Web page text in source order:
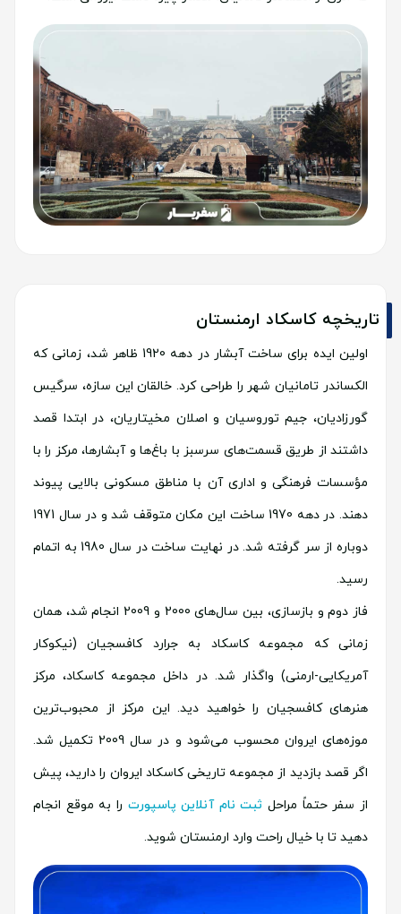
تاریخچه کاسکاد ارمنستان
اولین ایده برای ساخت آبشار در دهه 1920 ظاهر شد، زمانی که
الکساندر تامانیان شهر را طراحی کرد. خالقان این سازه، سرگیس
گورزادیان، جیم توروسیان و اصلان مخیتاریان، در ابتدا قصد
داشتند از طریق قسمت‌های سرسبز با باغ‌ها و آبشارها، مرکز را با
مؤسسات فرهنگی و اداری آن با مناطق مسکونی بالایی پیوند
دهند. در دهه 1970 ساخت این مکان متوقف شد و در سال 1971
دوباره از سر گرفته شد. در نهایت ساخت در سال 1980 به اتمام
رسید.
فاز دوم و بازسازی، بین سال‌های 2000 و 2009 انجام شد، همان
زمانی که مجموعه کاسکاد به جرارد کافسجیان (نیکوکار
آمریکایی-ارمنی) واگذار شد. در داخل مجموعه کاسکاد، مرکز
هنرهای کافسجیان را خواهید دید. این مرکز از محبوب‌ترین
موزه‌های ایروان محسوب می‌شود و در سال 2009 تکمیل شد.
اگر قصد بازدید از مجموعه تاریخی کاسکاد ایروان را دارید، پیش
از سفر حتماً مراحل ثبت نام آنلاین پاسپورت را به موقع انجام
دهید تا با خیال راحت وارد ارمنستان شوید.